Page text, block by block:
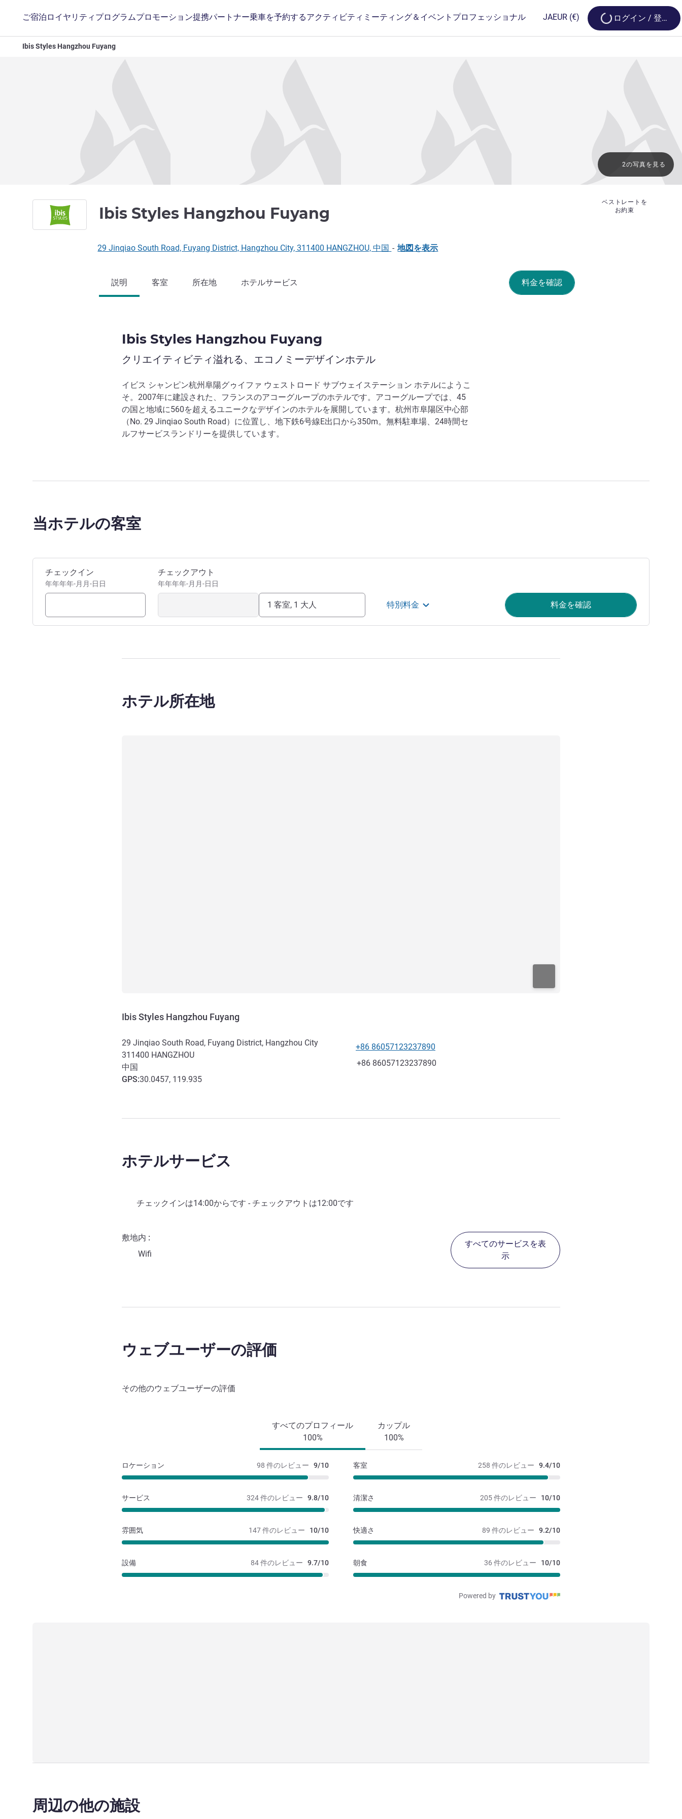
ご宿泊 ロイヤリティプログラムプロモーション提携パートナー乗車を予約するアクティビティ ミーティング＆イベント プロフェッショナル JAEUR (€) Loading...
ログイン / 登録
Ibis Styles Hangzhou Fuyang
Ibis Styles Hangzhou Fuyang
ベストレートを
お約束
2の写真を見る
29 Jinqiao South Road, Fuyang District, Hangzhou City, 311400 HANGZHOU, 中国 - 地図を表示
料金を確認
説明 客室 所在地 ホテルサービス
Ibis Styles Hangzhou Fuyang
クリエイティビティ溢れる、エコノミーデザインホテル
イビス シャンピン杭州阜陽グゥイファ ウェストロード サブウェイステーション ホテルにようこ
そ。2007年に建設された、フランスのアコーグループのホテルです。アコーグループでは、45
の国と地域に560を超えるユニークなデザインのホテルを展開しています。杭州市阜陽区中心部
（No. 29 Jinqiao South Road）に位置し、地下鉄6号線E出口から350m。無料駐車場、24時間セ
ルフサービスランドリーを提供しています。
当ホテルの客室
このホテルを予約
チェックイン
年年年年-月月-日日
チェックアウト
年年年年-月月-日日
1 客室, 1 大人 特別料金 料金を確認
ホテル所在地
Ibis Styles Hangzhou Fuyang
29 Jinqiao South Road, Fuyang District, Hangzhou City
311400 HANGZHOU
中国
GPS:30.0457, 119.935
電話番号
+86 86057123237890
ファックス
+86 86057123237890
ホテルサービス
チェックインは14:00からです - チェックアウトは12:00です
敷地内
Wifi
すべてのサービスを表
示
ウェブユーザーの評価
その他のウェブユーザーの評価
すべてのプロフィール
100%
カップル
100%
98 件のレビュー 9/10
ロケーション 258 件のレビュー 9.4/10
客室
324 件のレビュー 9.8/10
サービス 205 件のレビュー 10/10
清潔さ
147 件のレビュー 10/10
雰囲気 89 件のレビュー 9.2/10
快適さ
84 件のレビュー 9.7/10
設備 36 件のレビュー 10/10
朝食
Powered by
周辺の他の施設